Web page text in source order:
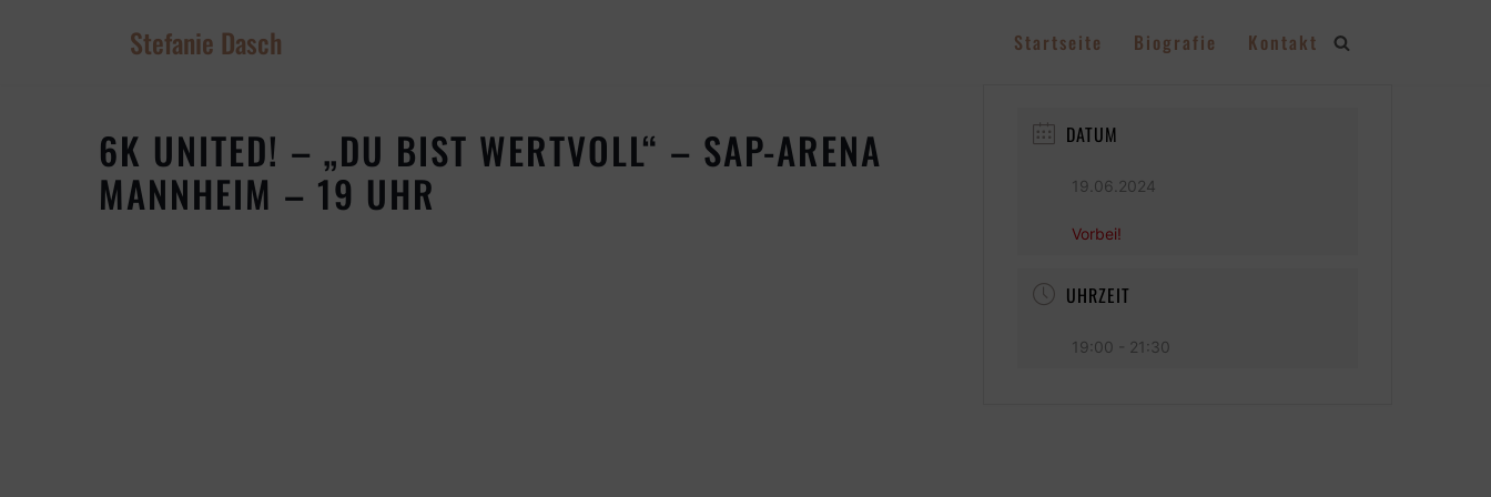
Stefanie Dasch Startseite Biografie Kontakt
6K UNITED! – „DU BIST WERTVOLL“ – SAP-ARENA
MANNHEIM – 19 UHR
DATUM
19.06.2024
Vorbei!
UHRZEIT
19:00 - 21:30